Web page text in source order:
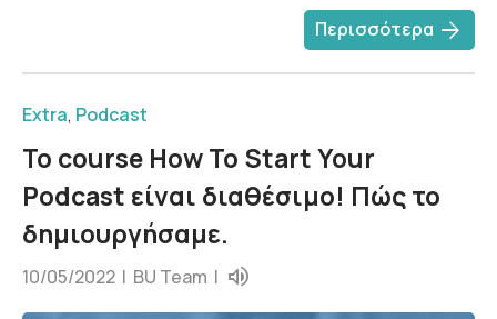
Περισσότερα arrow_forward
Extra, Podcast
Το course How To Start Your
Podcast είναι διαθέσιμο! Πώς το
δημιουργήσαμε.
10/05/2022 | BU Team |